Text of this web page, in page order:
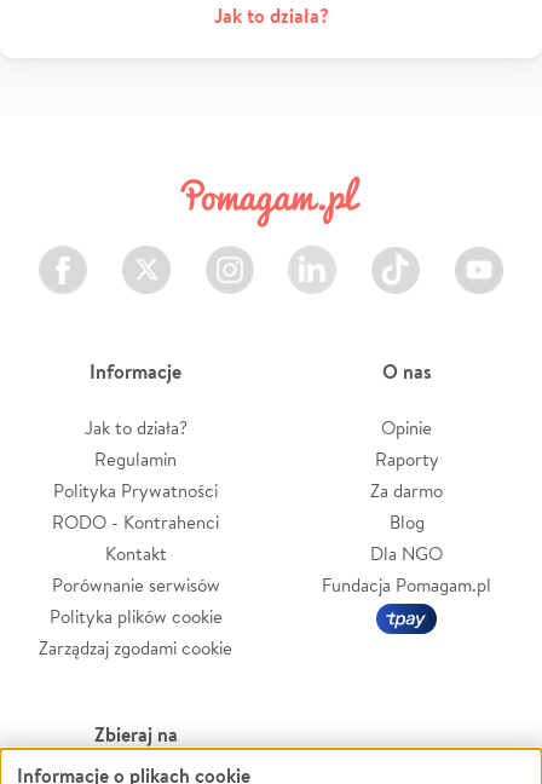
Jak to działa?
Facebook Twitter Instagram LinkedIn TikTok Youtube
Informacje
Jak to działa?
Regulamin
Polityka Prywatności
RODO - Kontrahenci
Kontakt
Porównanie serwisów
Polityka plików cookie
Zarządzaj zgodami cookie
O nas
Opinie
Raporty
Za darmo
Blog
Dla NGO
Fundacja Pomagam.pl
Zbieraj na
Informacje o plikach cookie